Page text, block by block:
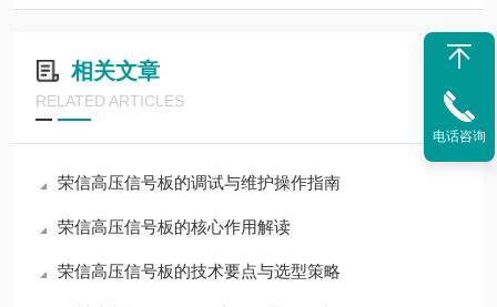
相关文章
RELATED ARTICLES
荣信高压信号板的调试与维护操作指南
荣信高压信号板的核心作用解读
荣信高压信号板的技术要点与选型策略
电话咨询